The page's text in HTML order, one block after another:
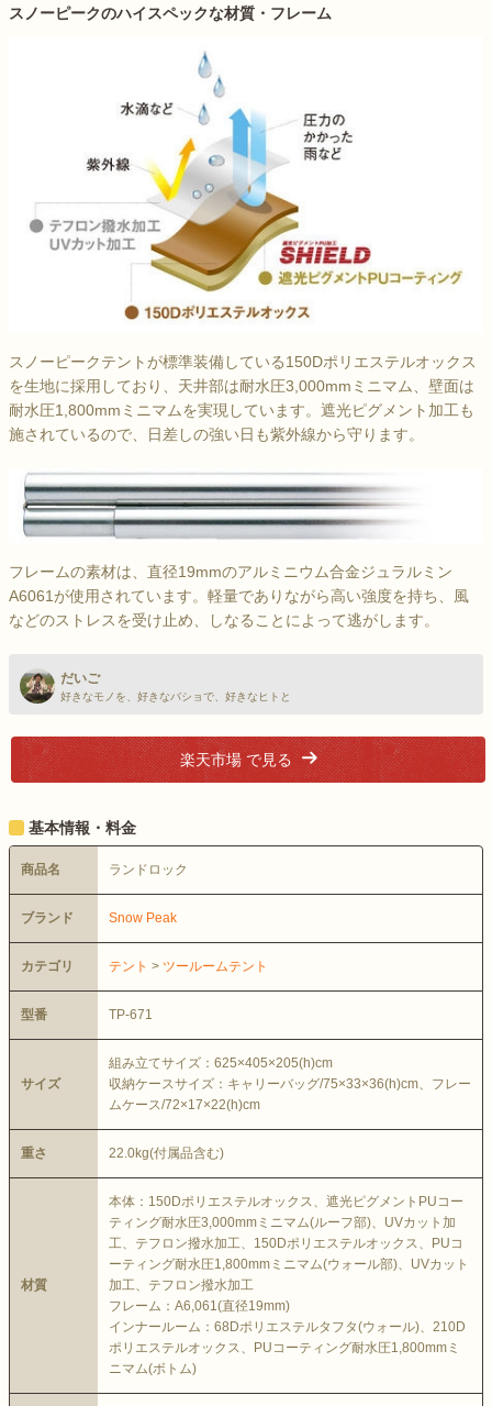
スノーピークのハイスペックな材質・フレーム
スノーピークテントが標準装備している150Dポリエステルオックス
を生地に採用しており、天井部は耐水圧3,000mmミニマム、壁面は
耐水圧1,800mmミニマムを実現しています。遮光ピグメント加工も
施されているので、日差しの強い日も紫外線から守ります。
フレームの素材は、直径19mmのアルミニウム合金ジュラルミン
A6061が使用されています。軽量でありながら高い強度を持ち、風
などのストレスを受け止め、しなることによって逃がします。
だいご
好きなモノを、好きなバショで、好きなヒトと
楽天市場 で見る
基本情報・料金
商品名 ランドロック
ブランド Snow Peak
カテゴリ テント > ツールームテント
型番 TP-671
サイズ
組み立てサイズ：625×405×205(h)cm
収納ケースサイズ：キャリーバッグ/75×33×36(h)cm、フレー
ムケース/72×17×22(h)cm
重さ 22.0kg(付属品含む)
材質
本体：150Dポリエステルオックス、遮光ピグメントPUコー
ティング耐水圧3,000mmミニマム(ルーフ部)、UVカット加
工、テフロン撥水加工、150Dポリエステルオックス、PUコ
ーティング耐水圧1,800mmミニマム(ウォール部)、UVカット
加工、テフロン撥水加工
フレーム：A6,061(直径19mm)
インナールーム：68Dポリエステルタフタ(ウォール)、210D
ポリエステルオックス、PUコーティング耐水圧1,800mmミ
ニマム(ボトム)